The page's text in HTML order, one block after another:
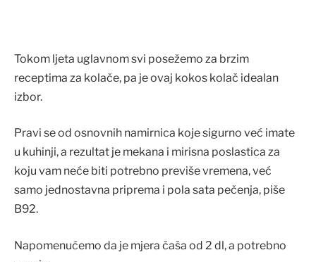
Tokom ljeta uglavnom svi posežemo za brzim
receptima za kolače, pa je ovaj kokos kolač idealan
izbor.
Pravi se od osnovnih namirnica koje sigurno već imate
u kuhinji, a rezultat je mekana i mirisna poslastica za
koju vam neće biti potrebno previše vremena, već
samo jednostavna priprema i pola sata pečenja, piše
B92.
Napomenućemo da je mjera čaša od 2 dl, a potrebno